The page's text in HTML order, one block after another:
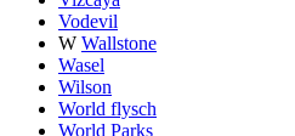
Vodevil
W Wallstone
Wasel
Wilson
World flysch
World Parks